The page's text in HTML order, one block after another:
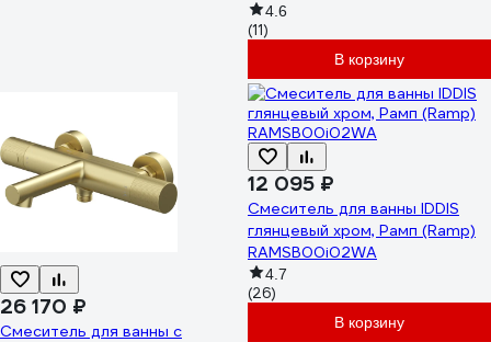
4.6
(11)
В корзину
26 170 ₽
Смеситель для ванны с
12 095 ₽
Смеситель для ванны IDDIS
глянцевый хром, Рамп (Ramp)
RAMSB00i02WA
4.7
(26)
В корзину